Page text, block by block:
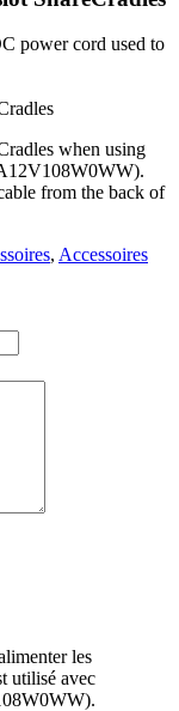
power cord used to
when using
from the back of
, Accessoires
les
utilisé avec